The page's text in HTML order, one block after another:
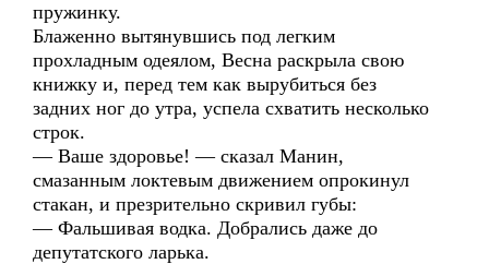
пружинку.
Блаженно вытянувшись под легким
прохладным одеялом, Весна раскрыла свою
книжку и, перед тем как вырубиться без
задних ног до утра, успела схватить несколько
строк.
— Ваше здоровье! — сказал Манин,
смазанным локтевым движением опрокинул
стакан, и презрительно скривил губы:
— Фальшивая водка. Добрались даже до
депутатского ларька.